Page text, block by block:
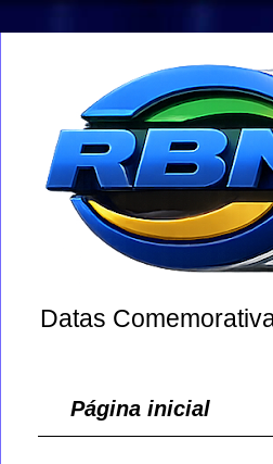
Datas
Página inicial